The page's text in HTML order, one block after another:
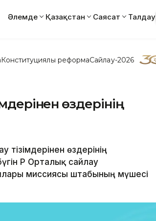
Әлемде Қазақстан Саясат Талдау
Конституциялық реформаСайлау-2026
өздерінің
тізімдерінен өздерінің
ҚР Орталық сайлау
миссиясы штабының мүшесі